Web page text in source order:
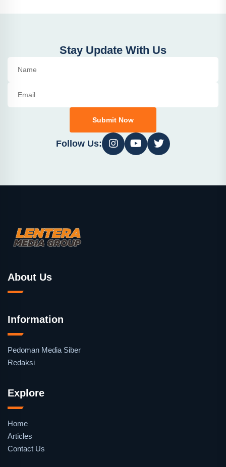
Stay Update With Us
Submit Now
Follow Us:
About Us
Information
Pedoman Media Siber
Redaksi
Explore
Home
Articles
Contact Us